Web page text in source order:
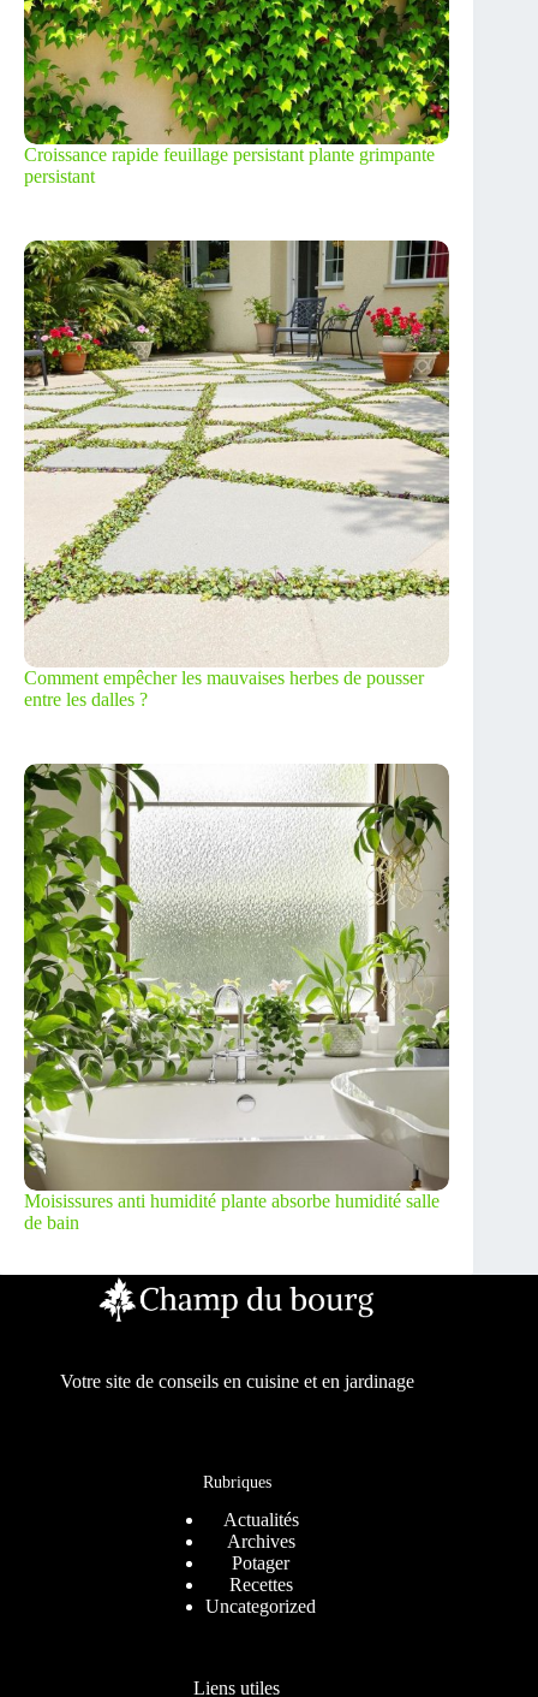
Croissance rapide feuillage persistant plante grimpante
persistant
Comment empêcher les mauvaises herbes de pousser
entre les dalles ?
Moisissures anti humidité plante absorbe humidité salle
de bain
Votre site de conseils en cuisine et en jardinage
Rubriques
Actualités
Archives
Potager
Recettes
Uncategorized
Liens utiles